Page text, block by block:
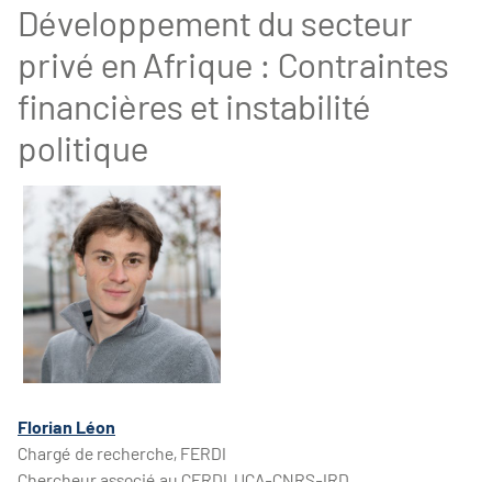
Développement du secteur
privé en Afrique : Contraintes
financières et instabilité
politique
Florian Léon
Chargé de recherche, FERDI